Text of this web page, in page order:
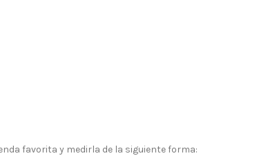
favorita y medirla de la siguiente forma: